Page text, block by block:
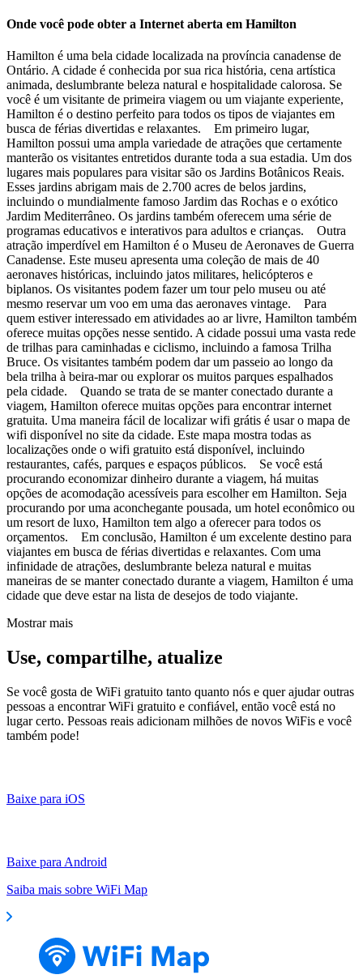
Onde você pode obter a Internet aberta em Hamilton
Hamilton é uma bela cidade localizada na província canadense de
Ontário. A cidade é conhecida por sua rica história, cena artística
animada, deslumbrante beleza natural e hospitalidade calorosa. Se
você é um visitante de primeira viagem ou um viajante experiente,
Hamilton é o destino perfeito para todos os tipos de viajantes em
busca de férias divertidas e relaxantes. Em primeiro lugar,
Hamilton possui uma ampla variedade de atrações que certamente
manterão os visitantes entretidos durante toda a sua estadia. Um dos
lugares mais populares para visitar são os Jardins Botânicos Reais.
Esses jardins abrigam mais de 2.700 acres de belos jardins,
incluindo o mundialmente famoso Jardim das Rochas e o exótico
Jardim Mediterrâneo. Os jardins também oferecem uma série de
programas educativos e interativos para adultos e crianças. Outra
atração imperdível em Hamilton é o Museu de Aeronaves de Guerra
Canadense. Este museu apresenta uma coleção de mais de 40
aeronaves históricas, incluindo jatos militares, helicópteros e
biplanos. Os visitantes podem fazer um tour pelo museu ou até
mesmo reservar um voo em uma das aeronaves vintage. Para
quem estiver interessado em atividades ao ar livre, Hamilton também
oferece muitas opções nesse sentido. A cidade possui uma vasta rede
de trilhas para caminhadas e ciclismo, incluindo a famosa Trilha
Bruce. Os visitantes também podem dar um passeio ao longo da
bela trilha à beira-mar ou explorar os muitos parques espalhados
pela cidade. Quando se trata de se manter conectado durante a
viagem, Hamilton oferece muitas opções para encontrar internet
gratuita. Uma maneira fácil de localizar wifi grátis é usar o mapa de
wifi disponível no site da cidade. Este mapa mostra todas as
localizações onde o wifi gratuito está disponível, incluindo
restaurantes, cafés, parques e espaços públicos. Se você está
procurando economizar dinheiro durante a viagem, há muitas
opções de acomodação acessíveis para escolher em Hamilton. Seja
procurando por uma aconchegante pousada, um hotel econômico ou
um resort de luxo, Hamilton tem algo a oferecer para todos os
orçamentos. Em conclusão, Hamilton é um excelente destino para
viajantes em busca de férias divertidas e relaxantes. Com uma
infinidade de atrações, deslumbrante beleza natural e muitas
maneiras de se manter conectado durante a viagem, Hamilton é uma
cidade que deve estar na lista de desejos de todo viajante.
Mostrar mais
Use, compartilhe, atualize
Se você gosta de WiFi gratuito tanto quanto nós e quer ajudar outras
pessoas a encontrar WiFi gratuito e confiável, então você está no
lugar certo. Pessoas reais adicionam milhões de novos WiFis e você
também pode!
Baixe para iOS
Baixe para Android
Saiba mais sobre WiFi Map